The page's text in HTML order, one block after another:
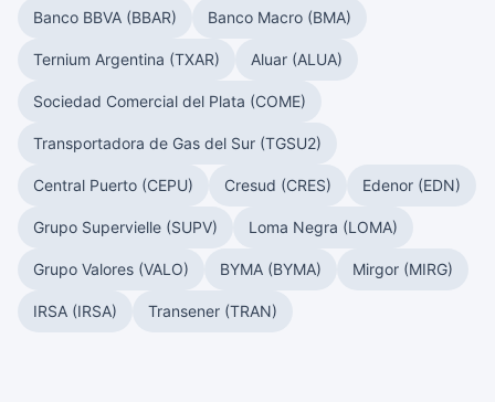
Banco BBVA (BBAR) Banco Macro (BMA)
Ternium Argentina (TXAR) Aluar (ALUA)
Sociedad Comercial del Plata (COME)
Transportadora de Gas del Sur (TGSU2)
Central Puerto (CEPU) Cresud (CRES) Edenor (EDN)
Grupo Supervielle (SUPV) Loma Negra (LOMA)
Grupo Valores (VALO) BYMA (BYMA) Mirgor (MIRG)
IRSA (IRSA) Transener (TRAN)